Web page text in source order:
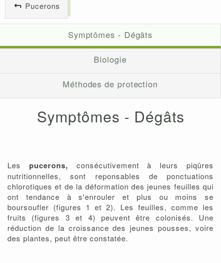
Pucerons
Symptômes - Dégâts
Biologie
Méthodes de protection
Symptômes - Dégâts
Les pucerons, consécutivement à leurs piqûres
nutritionnelles, sont reponsables de ponctuations
chlorotiques et de la déformation des jeunes feuilles qui
ont tendance à s'enrouler et plus ou moins se
boursoufler (figures 1 et 2). Les feuilles, comme les
fruits (figures 3 et 4) peuvent être colonisés. Une
réduction de la croissance des jeunes pousses, voire
des plantes, peut être constatée.